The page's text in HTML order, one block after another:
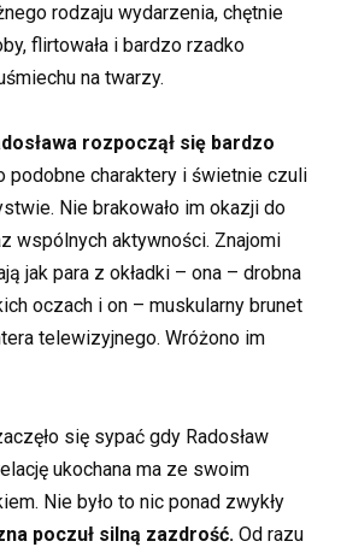
rodzaju wydarzenia, chętnie
flirtowała i bardzo rzadko
na twarzy.
rozpoczął się bardzo
podobne charaktery i świetnie czuli
Nie brakowało im okazji do
wspólnych aktywności. Znajomi
jak para z okładki – ona – drobna
oczach i on – muskularny brunet
telewizyjnego. Wróżono im
się sypać gdy Radosław
ukochana ma ze swoim
Nie było to nic ponad zwykły
poczuł silną zazdrość. Od razu